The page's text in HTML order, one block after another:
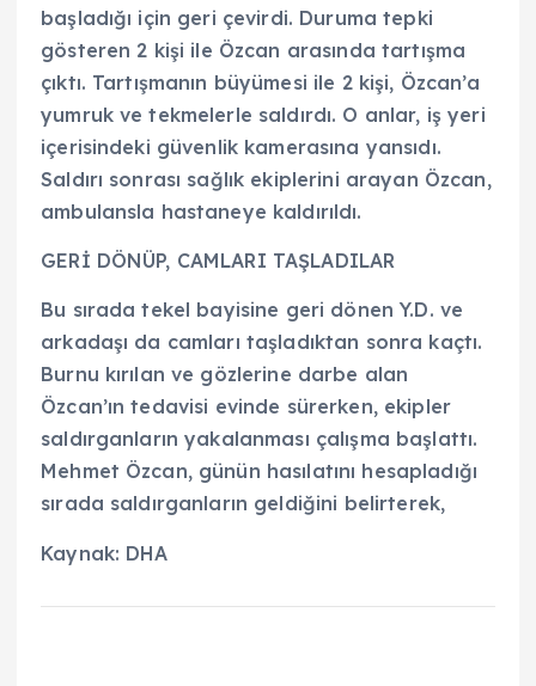
başladığı için geri çevirdi. Duruma tepki
gösteren 2 kişi ile Özcan arasında tartışma
çıktı. Tartışmanın büyümesi ile 2 kişi, Özcan’a
yumruk ve tekmelerle saldırdı. O anlar, iş yeri
içerisindeki güvenlik kamerasına yansıdı.
Saldırı sonrası sağlık ekiplerini arayan Özcan,
ambulansla hastaneye kaldırıldı.
GERİ DÖNÜP, CAMLARI TAŞLADILAR
Bu sırada tekel bayisine geri dönen Y.D. ve
arkadaşı da camları taşladıktan sonra kaçtı.
Burnu kırılan ve gözlerine darbe alan
Özcan’ın tedavisi evinde sürerken, ekipler
saldırganların yakalanması çalışma başlattı.
Mehmet Özcan, günün hasılatını hesapladığı
sırada saldırganların geldiğini belirterek,
Kaynak: DHA